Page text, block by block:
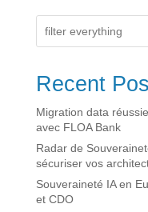
Recent
Migration data
avec FLOA Bank
Radar de
sécuriser vos
Souveraineté IA en
et CDO